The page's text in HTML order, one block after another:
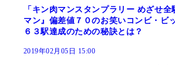
「キン肉マンスタンプラリー めざせ
マン』偏差値７０のお笑いコンビ・ビ
６３駅達成のための秘訣とは？
2019年02月05日 15:00